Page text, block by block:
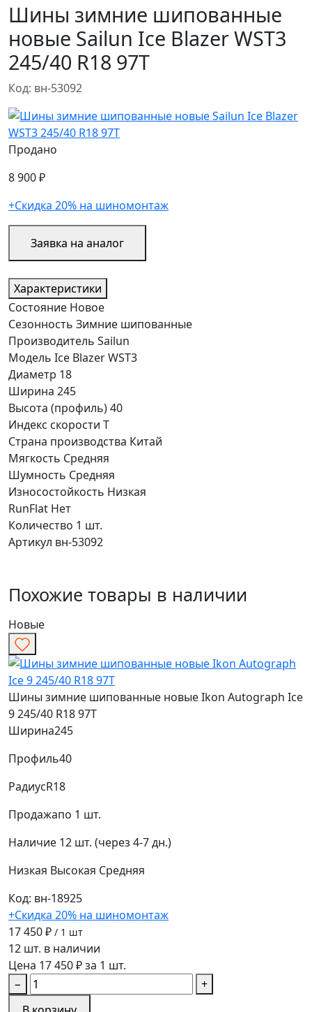
Шины зимние шипованные
новые Sailun Ice Blazer WST3
245/40 R18 97T
Код: вн-53092
Продано
8 900 ₽
+Скидка 20% на шиномонтаж
Заявка на аналог
Характеристики
Состояние Новое
Сезонность Зимние шипованные
Производитель Sailun
Модель Ice Blazer WST3
Диаметр 18
Ширина 245
Высота (профиль)40
Индекс скорости T
Страна производства Китай
Мягкость Средняя
Шумность Средняя
Износостойкость Низкая
RunFlat Нет
Количество 1 шт.
Артикул вн-53092
Похожие товары в наличии
Новые
Шины зимние шипованные новые Ikon Autograph Ice
9 245/40 R18 97T
Ширина245
Профиль40
РадиусR18
Продажапо 1 шт.
Наличие 12 шт. (через 4-7 дн.)
Низкая Высокая Средняя
Код: вн-18925
+Скидка 20% на шиномонтаж
17 450 ₽ / 1 шт
12 шт. в наличии
Цена 17 450 ₽ за 1 шт.
−
+